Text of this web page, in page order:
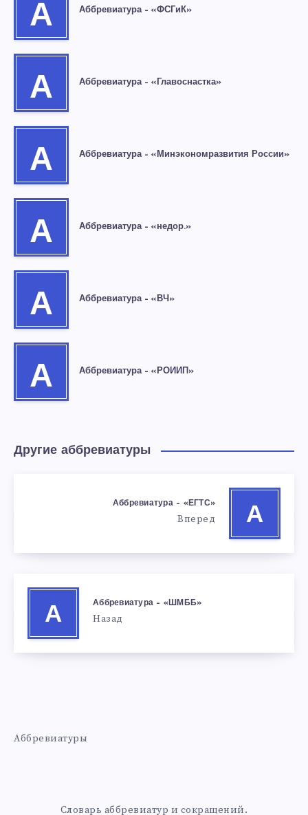
А Аббревиатура – «ФСГиК»
А Аббревиатура – «Главоснастка»
А Аббревиатура – «Минэкономразвития России»
А Аббревиатура – «недор.»
А Аббревиатура – «ВЧ»
А Аббревиатура – «РОИИП»
Другие аббревиатуры
А
Аббревиатура – «ЕГТС»
Вперед
А
Аббревиатура – «ШМББ»
Назад
Аббревиатуры
Словарь аббревиатур и сокращений.